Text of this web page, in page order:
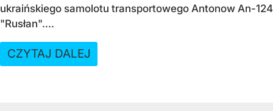
ukraińskiego samolotu transportowego Antonow An-124
"Rusłan"....
CZYTAJ DALEJ